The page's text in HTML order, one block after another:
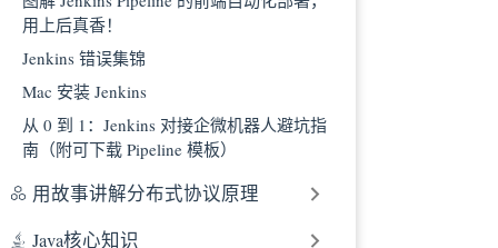
用上后真香！
Jenkins 错误集锦
Mac 安装 Jenkins
从 0 到 1：Jenkins 对接企微机器人避坑指
南（附可下载 Pipeline 模板）
用故事讲解分布式协议原理
Java核心知识